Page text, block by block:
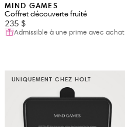
MIND GAMES
Coffret découverte fruité
235 $
Admissible à une prime avec achat
UNIQUEMENT CHEZ HOLT